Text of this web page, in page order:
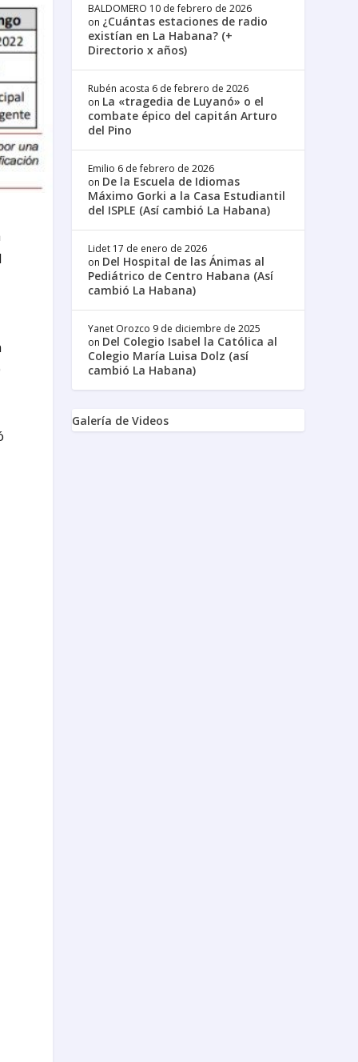
BALDOMERO 10 de febrero de 2026
on ¿Cuántas estaciones de radio
existían en La Habana? (+
Directorio x años)
Rubén acosta 6 de febrero de 2026
on La «tragedia de Luyanó» o el
combate épico del capitán Arturo
del Pino
Emilio 6 de febrero de 2026
on De la Escuela de Idiomas
Máximo Gorki a la Casa Estudiantil
del ISPLE (Así cambió La Habana)
Lidet 17 de enero de 2026
on Del Hospital de las Ánimas al
Pediátrico de Centro Habana (Así
cambió La Habana)
Yanet Orozco 9 de diciembre de 2025
on Del Colegio Isabel la Católica al
Colegio María Luisa Dolz (así
cambió La Habana)
Galería de Videos